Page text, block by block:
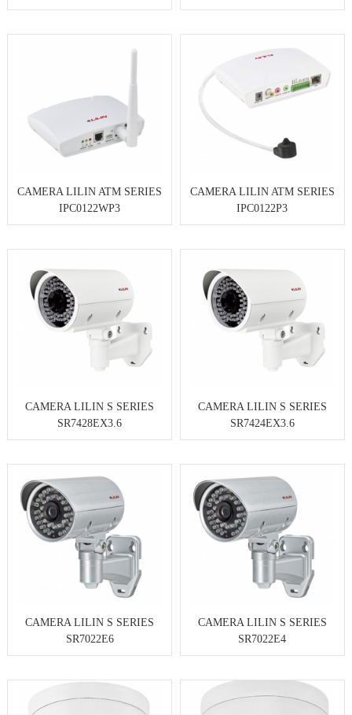
CAMERA LILIN ATM SERIES
IPC0122WP3
CAMERA LILIN ATM SERIES
IPC0122P3
CAMERA LILIN S SERIES
SR7428EX3.6
CAMERA LILIN S SERIES
SR7424EX3.6
CAMERA LILIN S SERIES
SR7022E6
CAMERA LILIN S SERIES
SR7022E4